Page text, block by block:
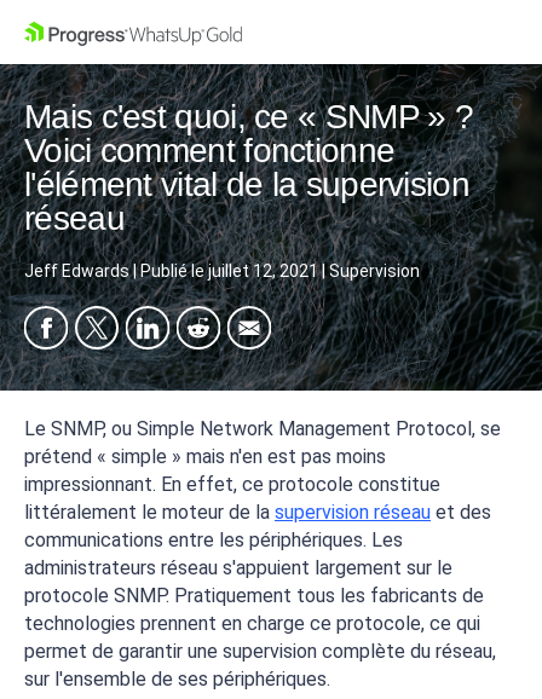
Mais c'est quoi, ce « SNMP » ?
Voici comment fonctionne
l'élément vital de la supervision
réseau
Jeff Edwards|Publié lejuillet 12, 2021 Supervision
Le SNMP, ou Simple Network Management Protocol, se
prétend « simple » mais n'en est pas moins
impressionnant. En effet, ce protocole constitue
littéralement le moteur de la supervision réseau et des
communications entre les périphériques. Les
administrateurs réseau s'appuient largement sur le
protocole SNMP. Pratiquement tous les fabricants de
technologies prennent en charge ce protocole, ce qui
permet de garantir une supervision complète du réseau,
sur l'ensemble de ses périphériques.